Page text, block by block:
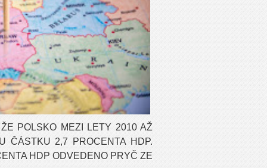
POLSKO MEZI LETY 2010 AŽ
ČÁSTKU 2,7 PROCENTA HDP.
HDP ODVEDENO PRYČ ZE